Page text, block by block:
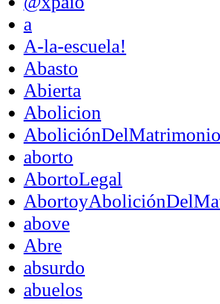
a
A-la-escuela!
Abasto
Abierta
Abolicion
aborto
AbortoLegal
above
Abre
absurdo
abuelos